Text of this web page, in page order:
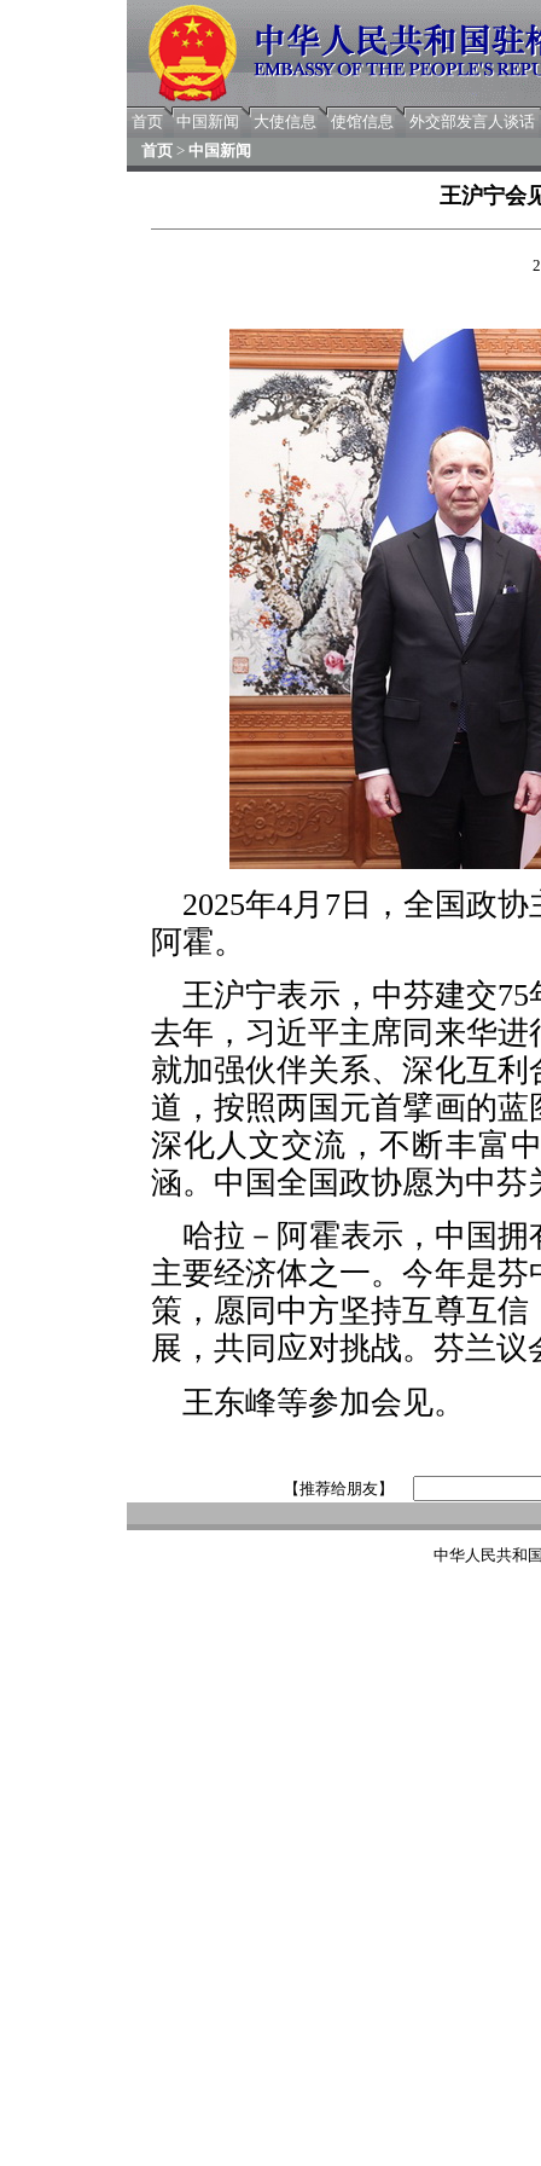
首页 中国新闻 大使信息 使馆信息
外交部发言人谈话
首页 > 中国新闻
王沪宁会
2025年4月7日，全国政
阿霍。
王沪宁表示，中芬建交
去年，习近平主席同来华
就加强伙伴关系、深化互
道，按照两国元首擘画的
深化人文交流，不断丰富
涵。中国全国政协愿为中芬
哈拉－阿霍表示，中国
主要经济体之一。今年是
策，愿同中方坚持互尊互
展，共同应对挑战。芬兰
王东峰等参加会见。
【推荐给朋友】
中华人民共和